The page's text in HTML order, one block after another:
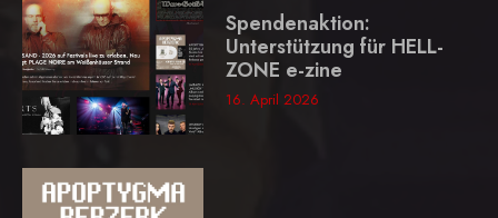
Spendenaktion:
Unterstützung für HELL-
ZONE e-zine
16. April 2026